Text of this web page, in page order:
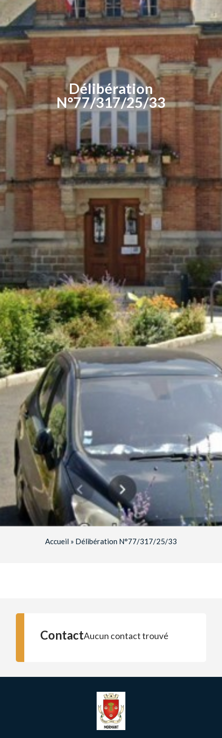
Délibération
N°77/317/25/33
Accueil » Délibération N°77/317/25/33
ContactAucun contact trouvé